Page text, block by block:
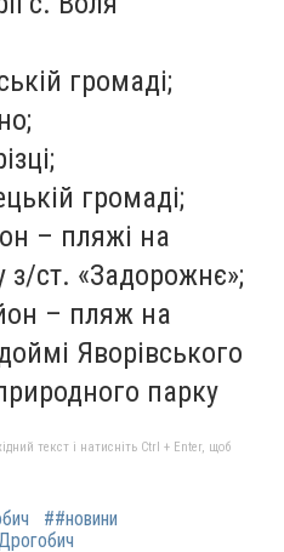
громаді;
громаді;
– пляжі на
з/ст. «Задорожнє»;
– пляж на
Яворівського
парку
текст і натисніть Ctrl + Enter, щоб
##новини